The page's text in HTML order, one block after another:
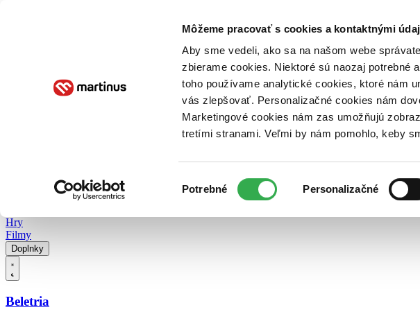
Môžeme pracovať s cookies a kontaktnými
Aby sme vedeli, ako sa na našom webe
zbierame cookies. Niektoré sú naozaj potrebné
toho používame analytické cookies, ktoré nám
vás zlepšovať. Personalizačné cookies nám
Marketingové cookies nám zas umožňujú
tretími stranami. Veľmi by nám pomohlo, keby
súhlasu
Potrebné Personalizačné
Poukážky Kontakt
Hry
Filmy
Doplnky
Beletria